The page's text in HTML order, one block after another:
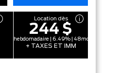
Location dès
244 $
hebdomadaire | 6.49% | 48mo
+ TAXES ET IMM